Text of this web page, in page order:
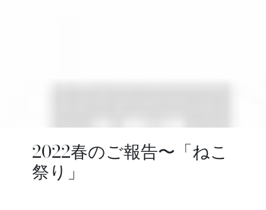
2022春のご報告〜「ねこ
祭り」